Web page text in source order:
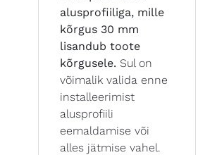
alusprofiiliga, mille
kõrgus 30 mm
lisandub toote
kõrgusele. Sul on
võimalik valida enne
installeerimist
alusprofiili
eemaldamise või
alles jätmise vahel.